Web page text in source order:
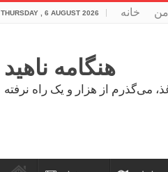
THURSDAY , 6 AUGUST 2026 خانه من
هنگامه ناهید